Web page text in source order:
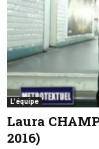
L'équipe
Laura
2016)